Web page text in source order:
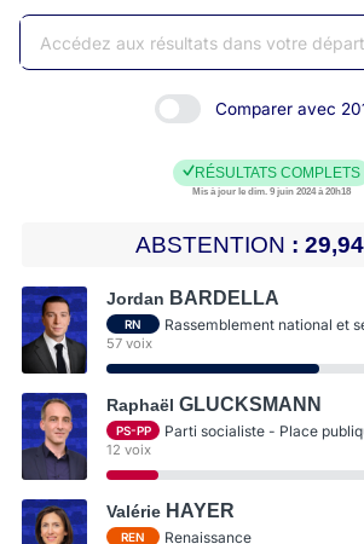
Comparer avec
RÉSULTATS COMPLETS
Mis à jour le dim. 9 juin 2024 à 20h18
ABSTENTION 29,94
Jordan BARDELLA
RN Rassemblement national et
57 voix
Raphaël GLUCKSMANN
PS-PP Parti socialiste - Place
12 voix
Valérie HAYER
REN Renaissance